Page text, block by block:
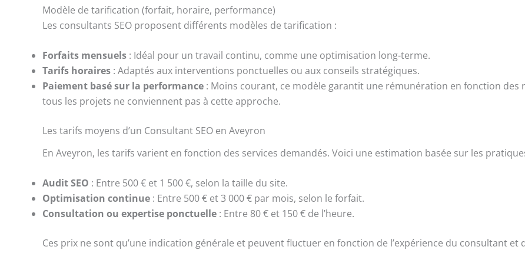
Modèle de tarification (forfait, horaire, performance)
Les consultants SEO proposent différents modèles de tarification :
Forfaits mensuels : Idéal pour un travail continu, comme une optimisation long-terme.
Tarifs horaires : Adaptés aux interventions ponctuelles ou aux conseils stratégiques.
Paiement basé sur la performance : Moins courant, ce modèle garantit une rémunération en fonction
tous les projets ne conviennent pas à cette approche.
Les tarifs moyens d’un Consultant SEO en Aveyron
En Aveyron, les tarifs varient en fonction des services demandés. Voici une estimation basée sur les
Audit SEO : Entre 500 € et 1 500 €, selon la taille du site.
Optimisation continue : Entre 500 € et 3 000 € par mois, selon le forfait.
Consultation ou expertise ponctuelle : Entre 80 € et 150 € de l’heure.
Ces prix ne sont qu’une indication générale et peuvent fluctuer en fonction de l’expérience du consultant et